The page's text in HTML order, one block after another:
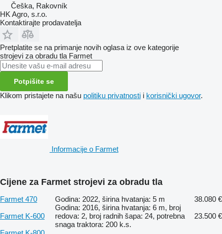
Češka, Rakovník
HK Agro, s.r.o.
Kontaktirajte prodavatelja
Pretplatite se na primanje novih oglasa iz ove kategorije
strojevi za obradu tla Farmet
Potpišite se
Klikom pristajete na našu politiku privatnosti i korisnički ugovor.
Informacije o Farmet
Cijene za Farmet strojevi za obradu tla
Farmet 470 Godina: 2022, širina hvatanja: 5 m
38.080 €
Farmet K-600
Godina: 2016, širina hvatanja: 6 m, broj
redova: 2, broj radnih šapa: 24, potrebna
snaga traktora: 200 k.s.
23.500 €